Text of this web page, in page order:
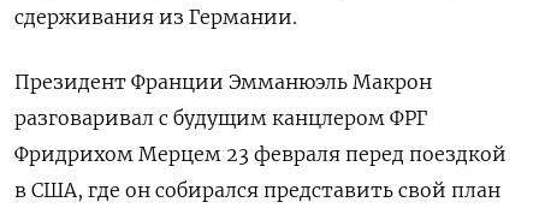
сдерживания из Германии.
Президент Франции Эмманюэль Макрон
разговаривал с будущим канцлером ФРГ
Фридрихом Мерцем 23 февраля перед поездкой
в США, где он собирался представить свой план